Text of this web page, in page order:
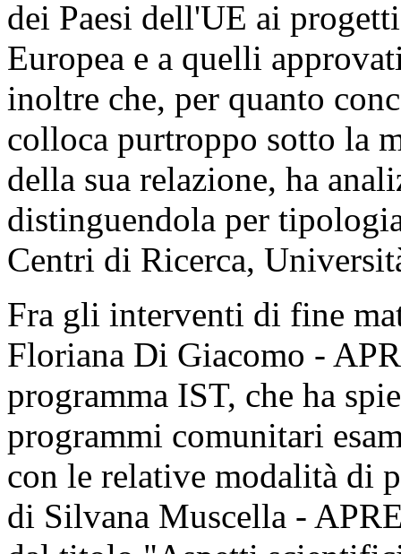
dei Paesi dell'UE ai
Europea e a quelli
inoltre che, per quanto
colloca purtroppo sotto la
della sua relazione, ha
distinguendola per
Centri di Ricerca,
Fra gli interventi di fine
Floriana Di Giacomo -
programma IST, che ha
programmi comunitari
con le relative modalità di
di Silvana Muscella -